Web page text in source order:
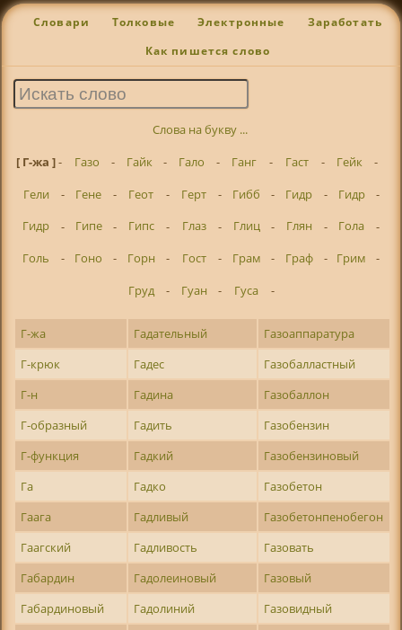
Словари Толковые Электронные Заработать
Как пишется слово
Слова на букву ...
[ Г-жа ]- Газо - Гайк - Гало - Ганг - Гаст - Гейк
-
Гели
- Гене - Геот - Герт - Гибб - Гидр - Гидр
-
Гидр
- Гипе - Гипс - Глаз - Глиц - Глян - Гола
-
Голь
- Гоно - Горн - Гост - Грам - Граф - Грим
-
Груд
- Гуан - Гуса -
Г-жа Гадательный
Газоаппаратура
Г-крюк
Гадес
Газобалластный
Г-н
Гадина
Газобаллон
Г-образный
Гадить
Газобензин
Г-функция
Гадкий
Газобензиновый
Га
Гадко
Газобетон
Гаага
Гадливый
Газобетонпенобегон
Гаагский
Гадливость
Газовать
Габардин
Гадолеиновый
Газовый
Габардиновый
Гадолиний Газовидный